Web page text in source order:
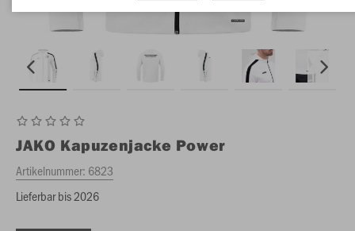
JAKO Kapuzenjacke Power
Artikelnummer: 6823
Lieferbar bis 2026